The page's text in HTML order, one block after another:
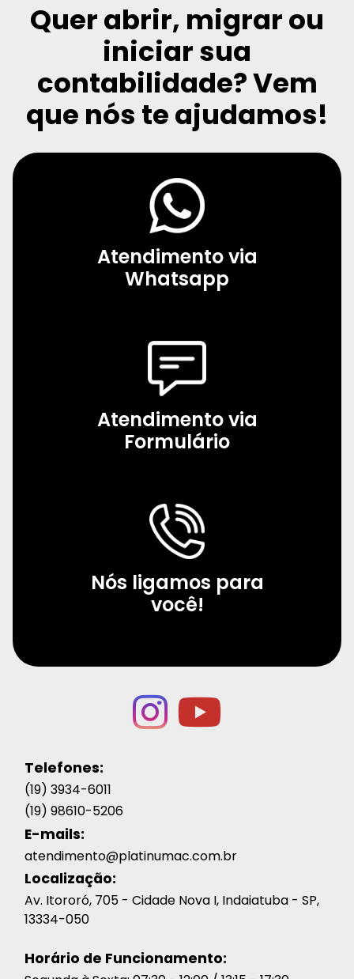
Quer abrir, migrar ou
iniciar sua
contabilidade?Vem
que nós te ajudamos!
Atendimento via
Whatsapp
Atendimento via
Formulário
Nós ligamos para
você!
Telefones:
(19) 3934-6011
(19) 98610-5206
E-mails:
atendimento@platinumac.com.br
Localização:
Av. Itororó, 705 - Cidade Nova I, Indaiatuba - SP,
13334-050
Horário de Funcionamento: